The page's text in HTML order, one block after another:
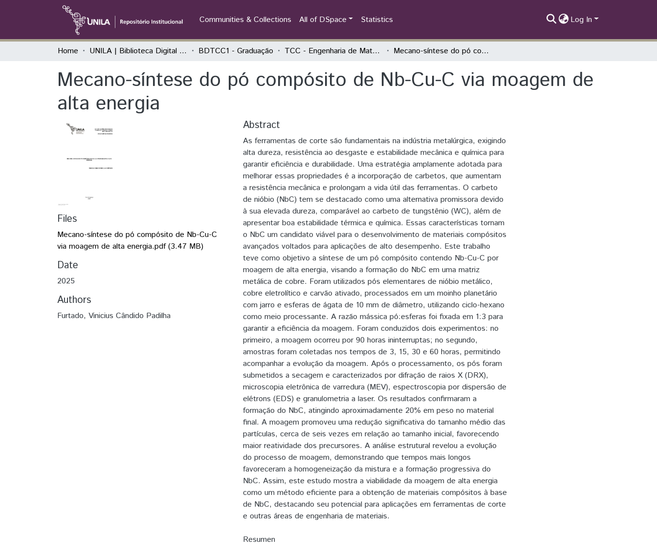
Communities & Collections All of DSpace Statistics Log In
Home UNILA | Biblioteca Digital de Trabalhos de Conclusão de Curso BDTCC1 - Graduação TCC - Engenharia de Materiais Mecano-síntese do pó compósito de Nb-Cu-C via moagem de alta energia
Mecano-síntese do pó compósito de Nb-Cu-C via moagem de
alta energia
Files
Mecano-síntese do pó compósito de Nb-Cu-C
via moagem de alta energia.pdf(3.47 MB)
Date
2025
Authors
Furtado, Vinicius Cândido Padilha
Abstract
As ferramentas de corte são fundamentais na indústria metalúrgica, exigindo
alta dureza, resistência ao desgaste e estabilidade mecânica e química para
garantir eficiência e durabilidade. Uma estratégia amplamente adotada para
melhorar essas propriedades é a incorporação de carbetos, que aumentam
a resistência mecânica e prolongam a vida útil das ferramentas. O carbeto
de nióbio (NbC) tem se destacado como uma alternativa promissora devido
à sua elevada dureza, comparável ao carbeto de tungstênio (WC), além de
apresentar boa estabilidade térmica e química. Essas características tornam
o NbC um candidato viável para o desenvolvimento de materiais compósitos
avançados voltados para aplicações de alto desempenho. Este trabalho
teve como objetivo a síntese de um pó compósito contendo Nb-Cu-C por
moagem de alta energia, visando a formação do NbC em uma matriz
metálica de cobre. Foram utilizados pós elementares de nióbio metálico,
cobre eletrolítico e carvão ativado, processados em um moinho planetário
com jarro e esferas de ágata de 10 mm de diâmetro, utilizando ciclo-hexano
como meio processante. A razão mássica pó:esferas foi fixada em 1:3 para
garantir a eficiência da moagem. Foram conduzidos dois experimentos: no
primeiro, a moagem ocorreu por 90 horas ininterruptas; no segundo,
amostras foram coletadas nos tempos de 3, 15, 30 e 60 horas, permitindo
acompanhar a evolução da moagem. Após o processamento, os pós foram
submetidos a secagem e caracterizados por difração de raios X (DRX),
microscopia eletrônica de varredura (MEV), espectroscopia por dispersão de
elétrons (EDS) e granulometria a laser. Os resultados confirmaram a
formação do NbC, atingindo aproximadamente 20% em peso no material
final. A moagem promoveu uma redução significativa do tamanho médio das
partículas, cerca de seis vezes em relação ao tamanho inicial, favorecendo
maior reatividade dos precursores. A análise estrutural revelou a evolução
do processo de moagem, demonstrando que tempos mais longos
favoreceram a homogeneização da mistura e a formação progressiva do
NbC. Assim, este estudo mostra a viabilidade da moagem de alta energia
como um método eficiente para a obtenção de materiais compósitos à base
de NbC, destacando seu potencial para aplicações em ferramentas de corte
e outras áreas de engenharia de materiais.
Resumen